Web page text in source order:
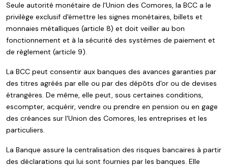
Seule autorité monétaire de l'Union des Comores, la BCC a le
privilège exclusif d'émettre les signes monétaires, billets et
monnaies métalliques (article 8) et doit veiller au bon
fonctionnement et à la sécurité des systèmes de paiement et
de règlement (article 9).
La BCC peut consentir aux banques des avances garanties par
des titres agréés par elle ou par des dépôts d'or ou de devises
étrangères. De même, elle peut, sous certaines conditions,
escompter, acquérir, vendre ou prendre en pension ou en gage
des créances sur l'Union des Comores, les entreprises et les
particuliers.
La Banque assure la centralisation des risques bancaires à partir
des déclarations qui lui sont fournies par les banques. Elle